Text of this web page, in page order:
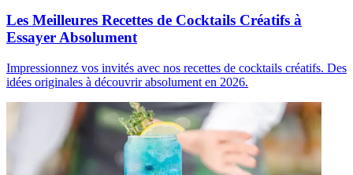
Les Meilleures Recettes de Cocktails Créatifs à
Essayer Absolument
Impressionnez vos invités avec nos recettes de cocktails créatifs. Des
idées originales à découvrir absolument en 2026.